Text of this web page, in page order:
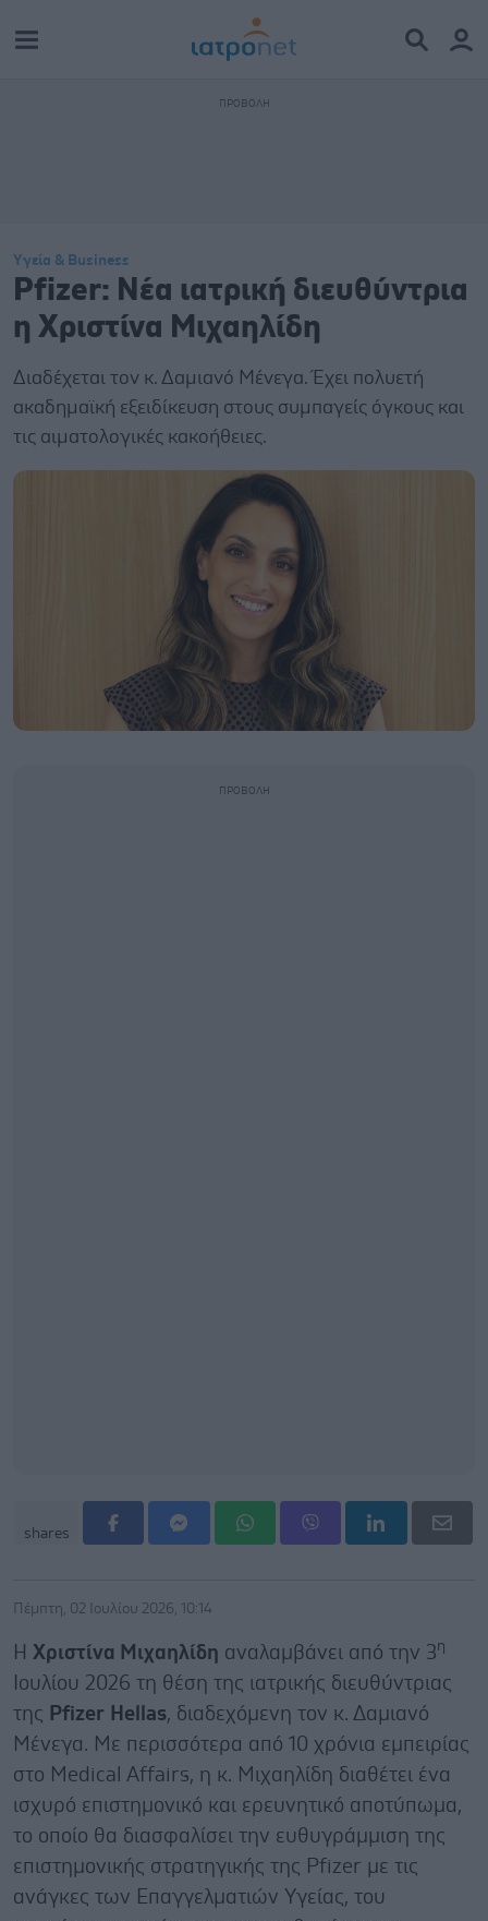
Υγεία & Business
Pfizer: Νέα ιατρική διευθύντρια
η Χριστίνα Μιχαηλίδη
Διαδέχεται τον κ. Δαμιανό Μένεγα. Έχει πολυετή
ακαδημαϊκή εξειδίκευση στους συμπαγείς όγκους και
τις αιματολογικές κακοήθειες.
shares
Πέμπτη, 02 Ιουλίου 2026, 10:14
Η Χριστίνα Μιχαηλίδη αναλαμβάνει από την 3η
Ιουλίου 2026 τη θέση της ιατρικής διευθύντριας
της Pfizer Hellas, διαδεχόμενη τον κ. Δαμιανό
Μένεγα. Με περισσότερα από 10 χρόνια εμπειρίας
στο Medical Affairs, η κ. Μιχαηλίδη διαθέτει ένα
ισχυρό επιστημονικό και ερευνητικό αποτύπωμα,
το οποίο θα διασφαλίσει την ευθυγράμμιση της
επιστημονικής στρατηγικής της Pfizer με τις
ανάγκες των Επαγγελματιών Υγείας, του